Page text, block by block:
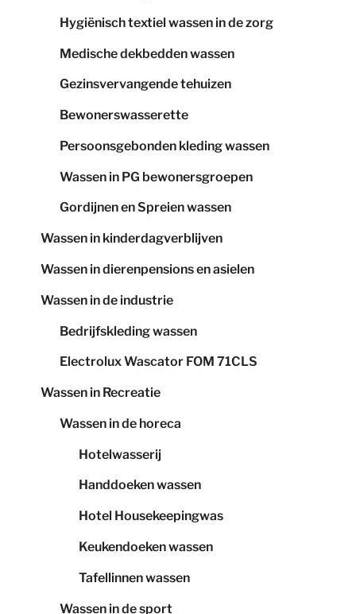
Hygiënisch textiel wassen in de zorg
Medische dekbedden wassen
Gezinsvervangende tehuizen
Bewonerswasserette
Persoonsgebonden kleding wassen
Wassen in PG bewonersgroepen
Gordijnen en Spreien wassen
Wassen in kinderdagverblijven
Wassen in dierenpensions en asielen
Wassen in de industrie
Bedrijfskleding wassen
Electrolux Wascator FOM 71CLS
Wassen in Recreatie
Wassen in de horeca
Hotelwasserij
Handdoeken wassen
Hotel Housekeepingwas
Keukendoeken wassen
Tafellinnen wassen
Wassen in de sport